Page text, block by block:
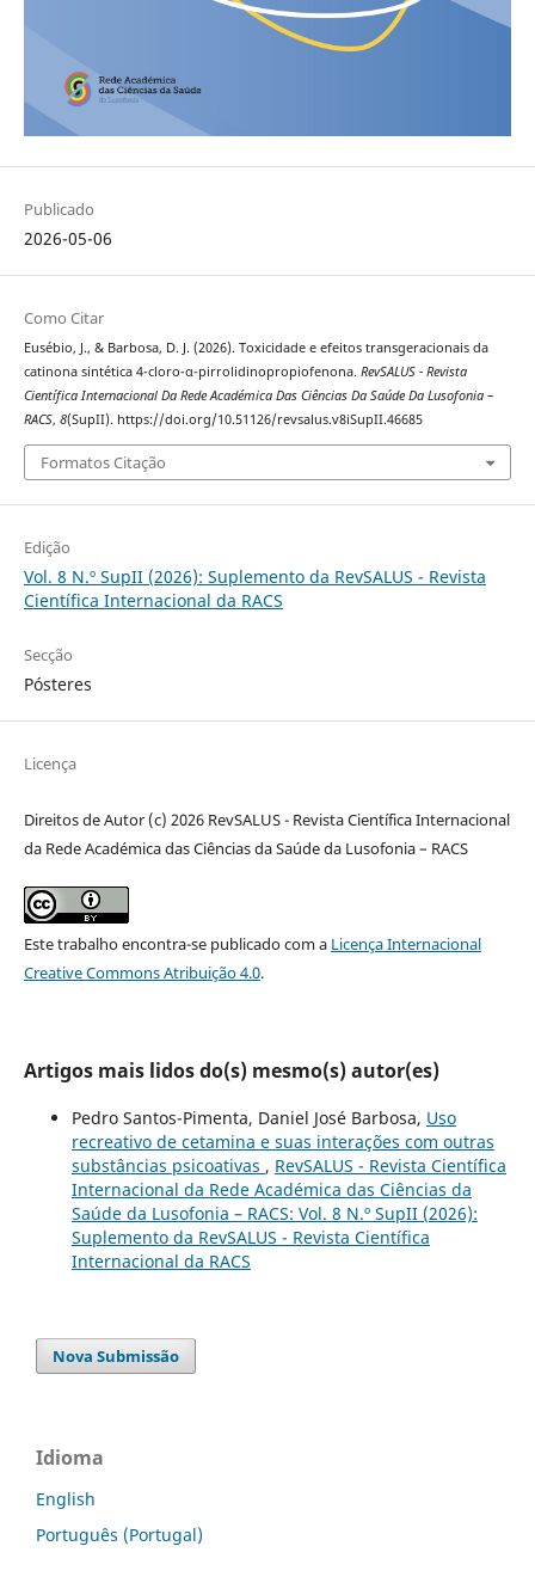
Publicado
2026-05-06
Como Citar
Eusébio, J., & Barbosa, D. J. (2026). Toxicidade e efeitos transgeracionais da
catinona sintética 4-cloro-α-pirrolidinopropiofenona. RevSALUS - Revista
Científica Internacional Da Rede Académica Das Ciências Da Saúde Da Lusofonia –
RACS, 8(SupII). https://doi.org/10.51126/revsalus.v8iSupII.46685
Formatos Citação
Edição
Vol. 8 N.º SupII (2026): Suplemento da RevSALUS - Revista
Científica Internacional da RACS
Secção
Pósteres
Licença
Direitos de Autor (c) 2026 RevSALUS - Revista Científica Internacional
da Rede Académica das Ciências da Saúde da Lusofonia – RACS
Este trabalho encontra-se publicado com a Licença Internacional
Creative Commons Atribuição 4.0.
Artigos mais lidos do(s) mesmo(s) autor(es)
Pedro Santos-Pimenta, Daniel José Barbosa, Uso
recreativo de cetamina e suas interações com outras
substâncias psicoativas , RevSALUS - Revista Científica
Internacional da Rede Académica das Ciências da
Saúde da Lusofonia – RACS: Vol. 8 N.º SupII (2026):
Suplemento da RevSALUS - Revista Científica
Internacional da RACS
Nova Submissão
Idioma
English
Português (Portugal)